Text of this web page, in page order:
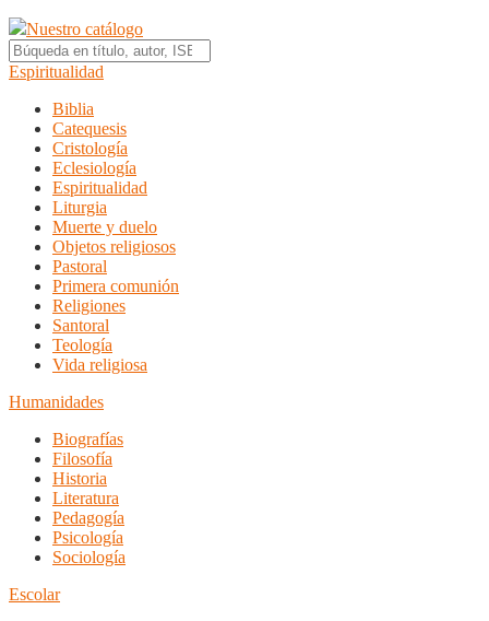
Nuestro catálogo
Espiritualidad
Biblia
Catequesis
Cristología
Eclesiología
Espiritualidad
Liturgia
Muerte y duelo
Objetos religiosos
Pastoral
Primera comunión
Religiones
Santoral
Teología
Vida religiosa
Humanidades
Biografías
Filosofía
Historia
Literatura
Pedagogía
Psicología
Sociología
Escolar